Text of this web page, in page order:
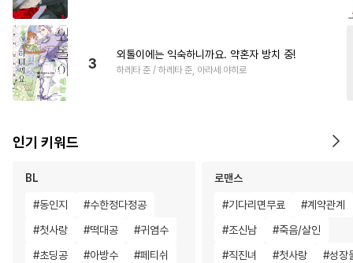
3
외톨이에는 익숙하니까요. 약혼자 방치 중!
하레타 준 / 하레타 준, 아라세 야히로
인기 키워드
BL
#동인지 #수한정다정공
#첫사랑 #떡대공 #귀염수
#초딩공 #아방수 #페티쉬
로맨스
#기다리면무료 #계약관계
#조신남 #죽음/살인
#직진녀 #첫사랑 #성장